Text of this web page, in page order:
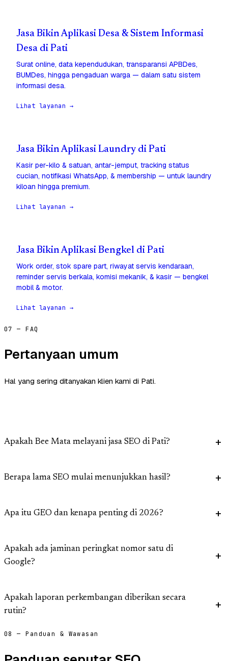
Jasa Bikin Aplikasi Desa & Sistem Informasi
Desa di Pati
Surat online, data kependudukan, transparansi APBDes,
BUMDes, hingga pengaduan warga — dalam satu sistem
informasi desa.
Lihat layanan →
Jasa Bikin Aplikasi Laundry di Pati
Kasir per-kilo & satuan, antar-jemput, tracking status
cucian, notifikasi WhatsApp, & membership — untuk laundry
kiloan hingga premium.
Lihat layanan →
Jasa Bikin Aplikasi Bengkel di Pati
Work order, stok spare part, riwayat servis kendaraan,
reminder servis berkala, komisi mekanik, & kasir — bengkel
mobil & motor.
Lihat layanan →
07 — FAQ
Pertanyaan umum
Hal yang sering ditanyakan klien kami di Pati.
Apakah Bee Mata melayani jasa SEO di Pati?
Berapa lama SEO mulai menunjukkan hasil?
Apa itu GEO dan kenapa penting di 2026?
Apakah ada jaminan peringkat nomor satu di
Google?
Apakah laporan perkembangan diberikan secara
rutin?
08 — Panduan & Wawasan